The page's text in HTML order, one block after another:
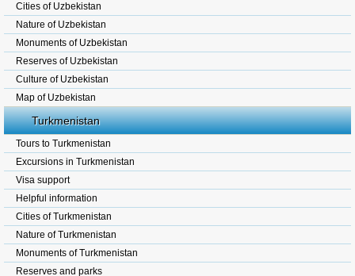
Cities of Uzbekistan
Nature of Uzbekistan
Monuments of Uzbekistan
Reserves of Uzbekistan
Culture of Uzbekistan
Map of Uzbekistan
Turkmenistan
Tours to Turkmenistan
Excursions in Turkmenistan
Visa support
Helpful information
Cities of Turkmenistan
Nature of Turkmenistan
Monuments of Turkmenistan
Reserves and parks